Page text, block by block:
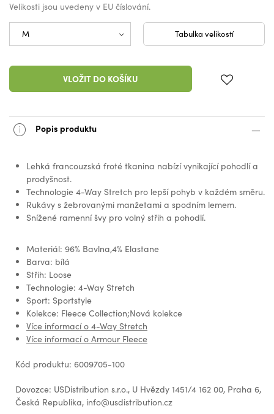
Velikosti jsou uvedeny v EU číslování.
Tabulka velikostí
VLOŽIT DO KOŠÍKU
Popis produktu
Lehká francouzská froté tkanina nabízí vynikající pohodlí a
prodyšnost.
Technologie 4-Way Stretch pro lepší pohyb v každém směru.
Rukávy s žebrovanými manžetami a spodním lemem.
Snížené ramenní švy pro volný střih a pohodlí.
Materiál: 96% Bavlna,4% Elastane
Barva: bílá
Střih: Loose
Technologie: 4-Way Stretch
Sport: Sportstyle
Kolekce: Fleece Collection;Nová kolekce
Více informací o 4-Way Stretch
Více informací o Armour Fleece
Kód produktu: 6009705-100
Dovozce: USDistribution s.r.o., U Hvězdy 1451/4 162 00, Praha 6,
Česká Republika, info@usdistribution.cz